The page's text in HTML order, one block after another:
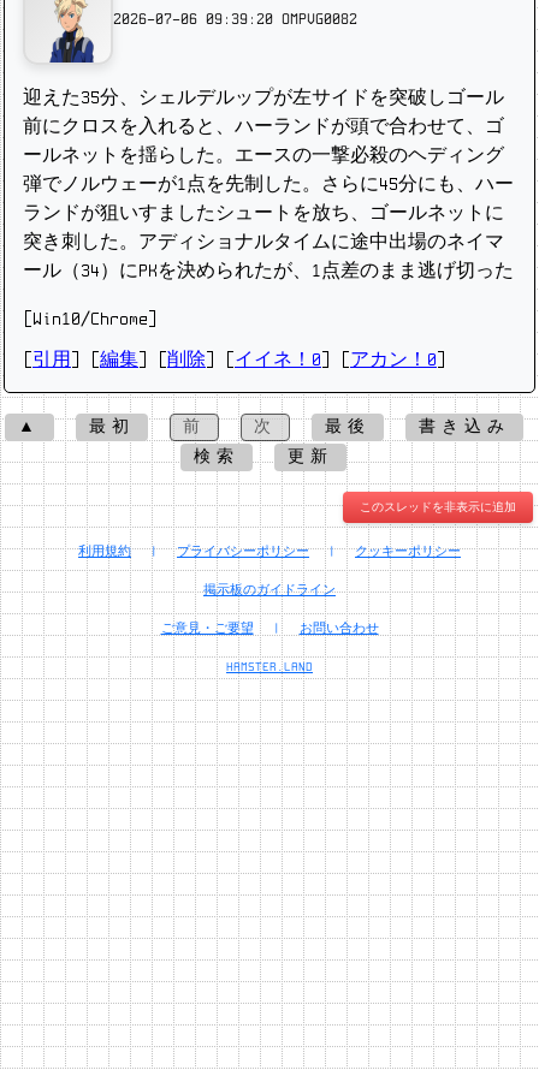
2026-07-06 09:39:20 OMPVG0082
迎えた35分、シェルデルップが左サイドを突破しゴール
前にクロスを入れると、ハーランドが頭で合わせて、ゴ
ールネットを揺らした。エースの一撃必殺のヘディング
弾でノルウェーが1点を先制した。さらに45分にも、ハー
ランドが狙いすましたシュートを放ち、ゴールネットに
突き刺した。アディショナルタイムに途中出場のネイマ
ール（34）にPKを決められたが、1点差のまま逃げ切った
[Win10/Chrome]
引用 編集 削除 イイネ！0 アカン！0
▲ 最初 前 次 最後
書き込み
検索
更新
このスレッドを非表示に追加
利用規約 | プライバシーポリシー | クッキーポリシー
掲示板のガイドライン
ご意見・ご要望 | お問い合わせ
HAMSTER.LAND